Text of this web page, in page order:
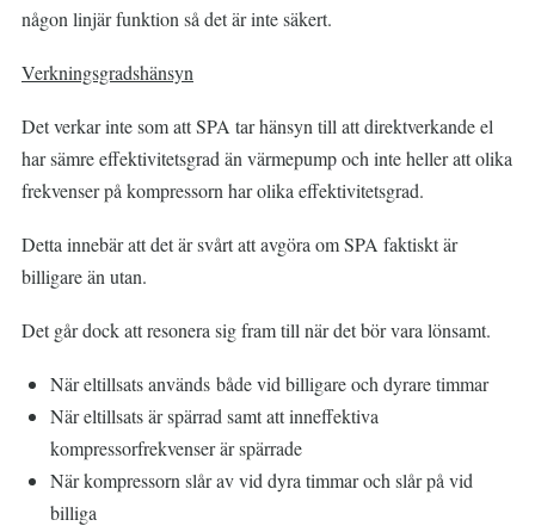
någon linjär funktion så det är inte säkert.
Verkningsgradshänsyn
Det verkar inte som att SPA tar hänsyn till att direktverkande el
har sämre effektivitetsgrad än värmepump och inte heller att olika
frekvenser på kompressorn har olika effektivitetsgrad.
Detta innebär att det är svårt att avgöra om SPA faktiskt är
billigare än utan.
Det går dock att resonera sig fram till när det bör vara lönsamt.
När eltillsats används både vid billigare och dyrare timmar
När eltillsats är spärrad samt att inneffektiva
kompressorfrekvenser är spärrade
När kompressorn slår av vid dyra timmar och slår på vid
billiga